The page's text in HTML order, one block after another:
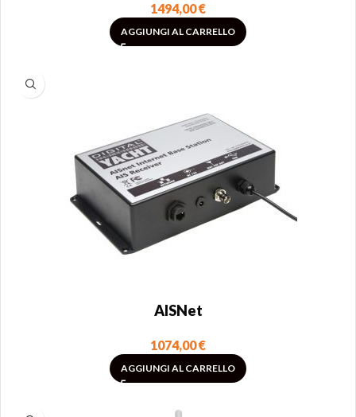
1494,00€
AGGIUNGI AL CARRELLO
AISNet
1074,00€
AGGIUNGI AL CARRELLO